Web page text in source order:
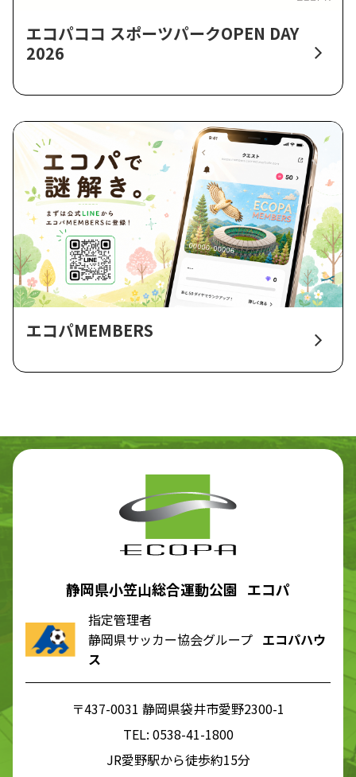
エコパココ スポーツパークOPEN DAY
2026
エコパMEMBERS
静岡県小笠山総合運動公園 エコパ
指定管理者
静岡県サッカー協会グループ エコパハウ
ス
〒437-0031 静岡県袋井市愛野2300-1
TEL: 0538-41-1800
JR愛野駅から徒歩約15分